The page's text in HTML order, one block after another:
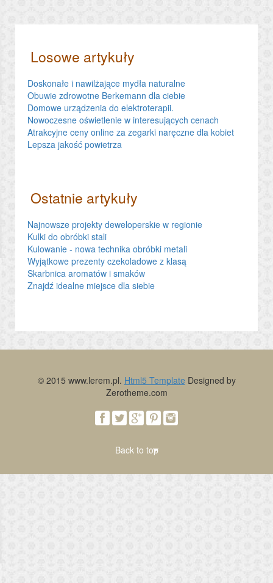
Losowe artykuły
Doskonałe i nawilżające mydła naturalne
Obuwie zdrowotne Berkemann dla ciebie
Domowe urządzenia do elektroterapii.
Nowoczesne oświetlenie w interesujących cenach
Atrakcyjne ceny online za zegarki naręczne dla kobiet
Lepsza jakość powietrza
Ostatnie artykuły
Najnowsze projekty deweloperskie w regionie
Kulki do obróbki stali
Kulowanie - nowa technika obróbki metali
Wyjątkowe prezenty czekoladowe z klasą
Skarbnica aromatów i smaków
Znajdź idealne miejsce dla siebie
© 2015 www.lerem.pl. Html5 Template Designed by
Zerotheme.com
Back to top